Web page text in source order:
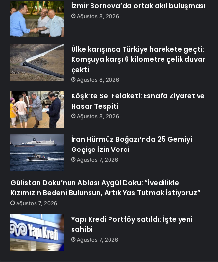
İzmir Bornova’da ortak akıl buluşması
Ağustos 8, 2026
Ülke karışınca Türkiye harekete geçti:
Komşuya karşı 6 kilometre çelik duvar
çekti
Ağustos 8, 2026
Köşk’te Sel Felaketi: Esnafa Ziyaret ve
Hasar Tespiti
Ağustos 8, 2026
İran Hürmüz Boğazı’nda 25 Gemiyi
Geçişe İzin Verdi
Ağustos 7, 2026
Gülistan Doku’nun Ablası Aygül Doku: “İvedilikle
Kızımızın Bedeni Bulunsun, Artık Yas Tutmak İstiyoruz”
Ağustos 7, 2026
Yapı Kredi Portföy satıldı: İşte yeni
sahibi
Ağustos 7, 2026